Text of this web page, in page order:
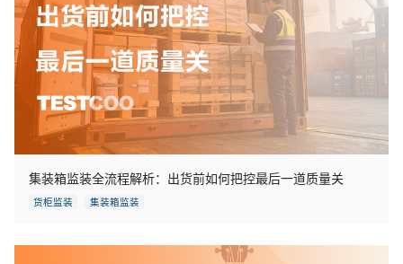
集装箱监装全流程解析：出货前如何把控最后一道质量关
货柜监装 集装箱监装